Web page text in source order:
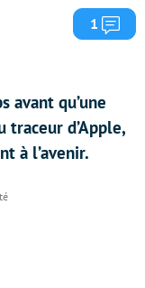
1
avant qu’une
d’Apple,
à l’avenir.